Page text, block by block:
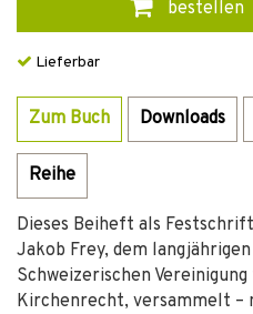
bestellen
Lieferbar
Zum Buch Downloads
Reihe
Dieses Beiheft als
Jakob Frey, dem
Schweizerischen
Kirchenrecht, versammelt –